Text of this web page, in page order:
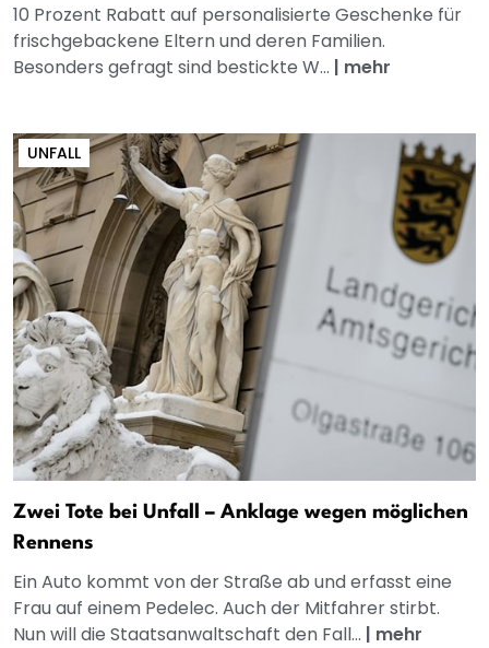
10 Prozent Rabatt auf personalisierte Geschenke für
frischgebackene Eltern und deren Familien.
Besonders gefragt sind bestickte W... | mehr
UNFALL
Zwei Tote bei Unfall – Anklage wegen möglichen
Rennens
Ein Auto kommt von der Straße ab und erfasst eine
Frau auf einem Pedelec. Auch der Mitfahrer stirbt.
Nun will die Staatsanwaltschaft den Fall... | mehr